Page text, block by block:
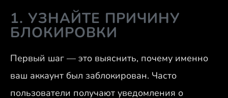
1. УЗНАЙТЕ ПРИЧИНУ
БЛОКИРОВКИ
Первый шаг — это выяснить, почему именно
ваш аккаунт был заблокирован. Часто
пользователи получают уведомления о